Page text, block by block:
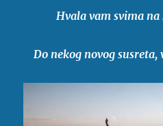
Hvala vam svima
Do nekog novog susreta,